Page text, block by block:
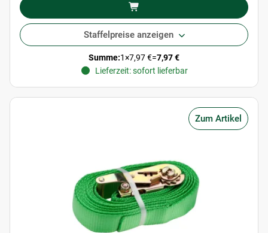
Staffelpreise anzeigen
Summe:1×7,97 €=7,97 €
Lieferzeit: sofort lieferbar
Zum Artikel